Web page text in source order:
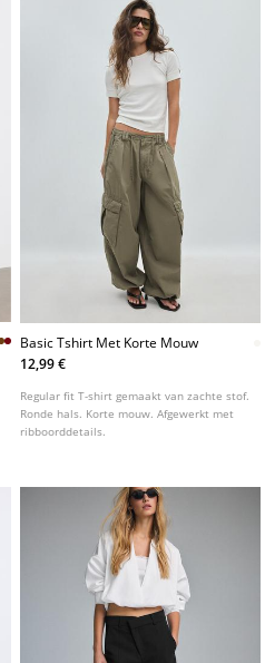
Basic Tshirt Met Korte Mouw
12,99 €
Regular fit T-shirt gemaakt van zachte stof.
Ronde hals. Korte mouw. Afgewerkt met
ribboorddetails.